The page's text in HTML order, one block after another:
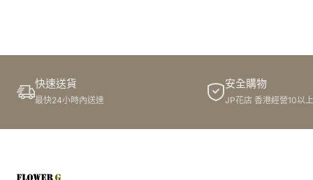
快速送貨
最快24小時內送達
安全購物
JP花店 香港經營10以